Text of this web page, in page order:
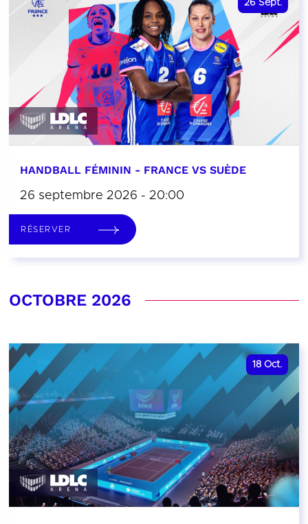
26 Sept.
HANDBALL FÉMININ - FRANCE VS SUÈDE
26 septembre 2026 - 20:00
RÉSERVER
OCTOBRE 2026
18 Oct.